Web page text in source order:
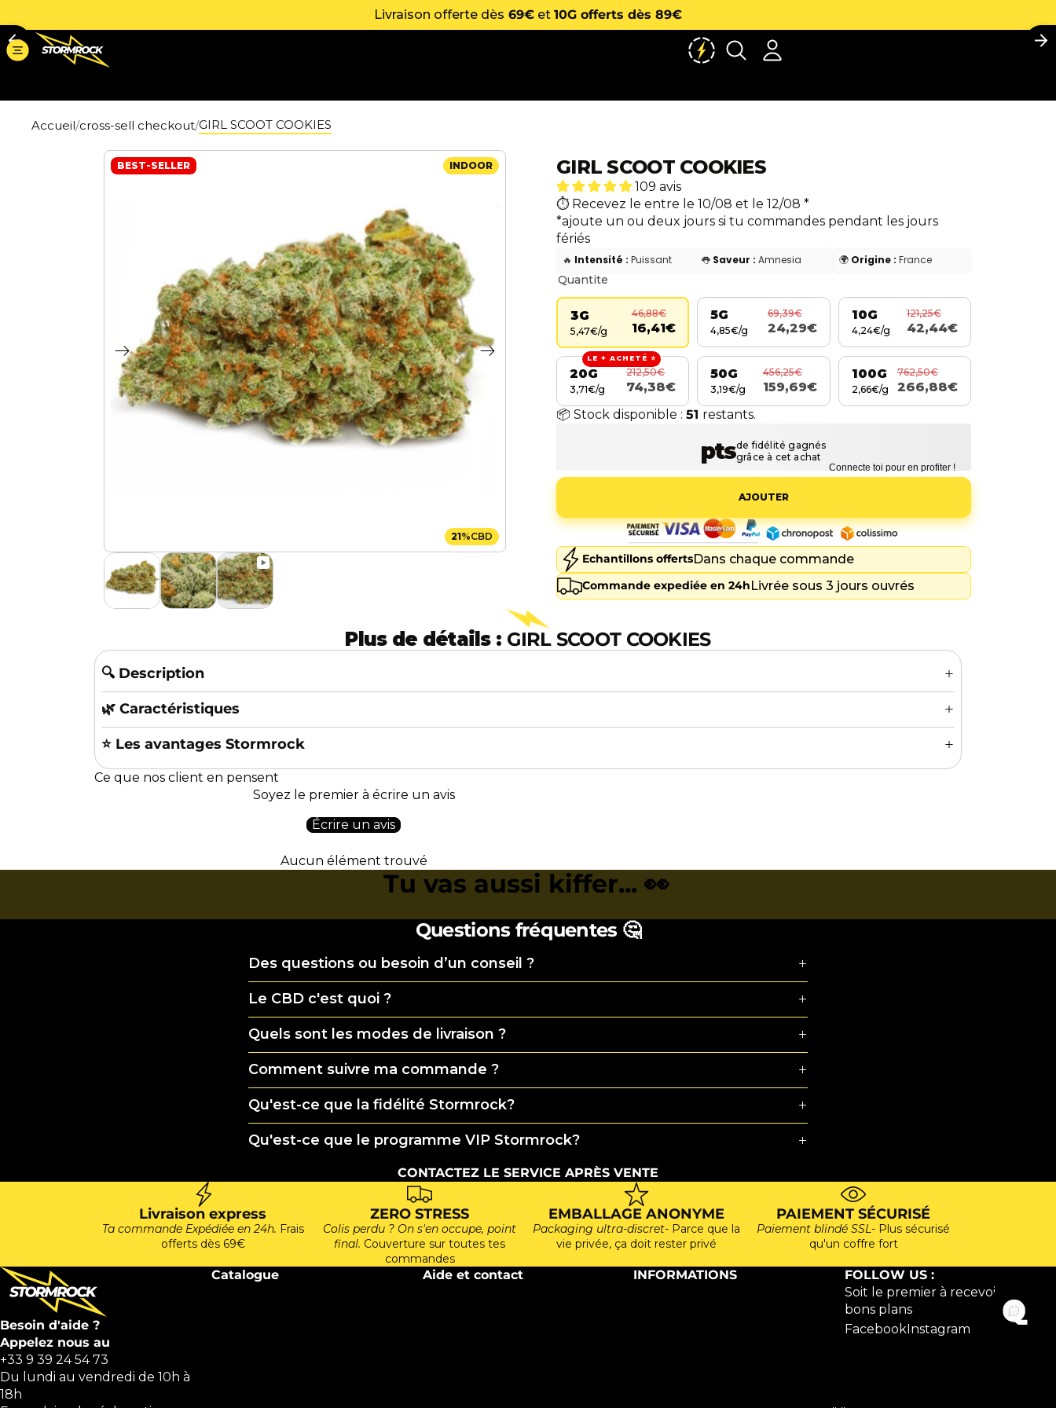
Livraison offerte dès 69€ et 10G offerts dès 89€
Accueil cross-sell checkout GIRL SCOOT COOKIES
INDOOR
21%CBD
BEST-SELLER GIRL SCOOT COOKIES
109 avis
Recevez le entre le 10/08 et le 12/08 *
*ajoute un ou deux jours si tu commandes pendant les jours
fériés
🔥 Intensité : Puissant 👅 Saveur : Amnesia 🌍 Origine : France
Quantite
3G
5,47€/g
46,88€
16,41€
5G
4,85€/g
69,39€
24,29€
10G
4,24€/g
121,25€
42,44€
LE + ACHETÉ ⭐
20G
3,71€/g
212,50€
74,38€
50G
3,19€/g
456,25€
159,69€
100G
2,66€/g
762,50€
266,88€
📦 Stock disponible : 51 restants.
Connecte toi pour en profiter !
AJOUTER
Echantillons offertsDans chaque commande
Commande expediée en 24hLivrée sous 3 jours ouvrés
Plus de détails : GIRL SCOOT COOKIES
🔍 Description
🌿 Caractéristiques
⭐️ Les avantages Stormrock
Ce que nos client en pensent
Soyez le premier à écrire un avis
Écrire un avis
Aucun élément trouvé
Tu vas aussi kiffer... 👀
Questions fréquentes 🤔
Des questions ou besoin d’un conseil ?
Le CBD c'est quoi ?
Quels sont les modes de livraison ?
Comment suivre ma commande ?
Qu'est-ce que la fidélité Stormrock?
Qu'est-ce que le programme VIP Stormrock?
CONTACTEZ LE SERVICE APRÈS VENTE
Livraison express
Ta commande Expédiée en 24h. Frais
offerts dès 69€
ZERO STRESS
Colis perdu ? On s'en occupe, point
final. Couverture sur toutes tes
commandes
EMBALLAGE ANONYME
Packaging ultra-discret- Parce que la
vie privée, ça doit rester privé
PAIEMENT SÉCURISÉ
Paiement blindé SSL- Plus sécurisé
qu'un coffre fort
Besoin d'aide ?
Appelez nous au
+33 9 39 24 54 73
Du lundi au vendredi de 10h à
18h
Catalogue Aide et contact INFORMATIONS
FOLLOW US :
Soit le premier à recevoir nos
bons plans
FacebookInstagram
10€ OFFERTS
cumulables sur tout le site !
Débloque ton offre exclusive 👇